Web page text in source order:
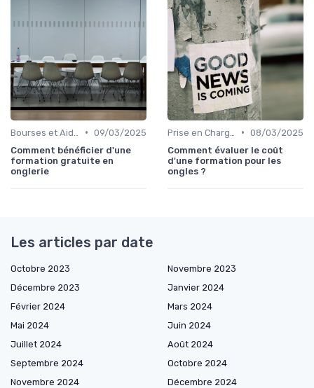
• 09/03/2025
Comment bénéficier d'une
formation gratuite en
onglerie
• 08/03/2025
Comment évaluer le coût
d'une formation pour les
ongles ?
Les articles par date
Octobre 2023
Novembre 2023
Décembre 2023
Janvier 2024
Février 2024
Mars 2024
Mai 2024
Juin 2024
Juillet 2024
Août 2024
Septembre 2024
Octobre 2024
Novembre 2024
Décembre 2024